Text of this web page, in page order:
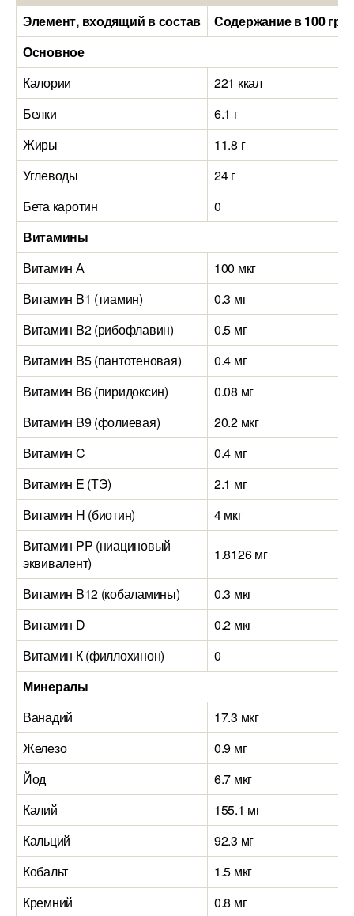
Элемент, входящий в состав
Содержание в 100
Основное
Калории
221 ккал
Белки
6.1 г
Жиры
11.8 г
Углеводы
24 г
Бета каротин
0
Витамины
Витамин А
100 мкг
Витамин B1 (тиамин)
0.3 мг
Витамин B2 (рибофлавин)
0.5 мг
Витамин B5 (пантотеновая)
0.4 мг
Витамин B6 (пиридоксин)
0.08 мг
Витамин B9 (фолиевая)
20.2 мкг
Витамин C
0.4 мг
Витамин E (ТЭ)
2.1 мг
Витамин H (биотин)
4 мкг
Витамин PP (ниациновый
эквивалент)
1.8126 мг
Витамин B12 (кобаламины)
0.3 мкг
Витамин D
0.2 мкг
Витамин К (филлохинон)
0
Минералы
Ванадий
17.3 мкг
Железо
0.9 мг
Йод
6.7 мкг
Калий
155.1 мг
Кальций
92.3 мг
Кобальт
1.5 мкг
Кремний
0.8 мг